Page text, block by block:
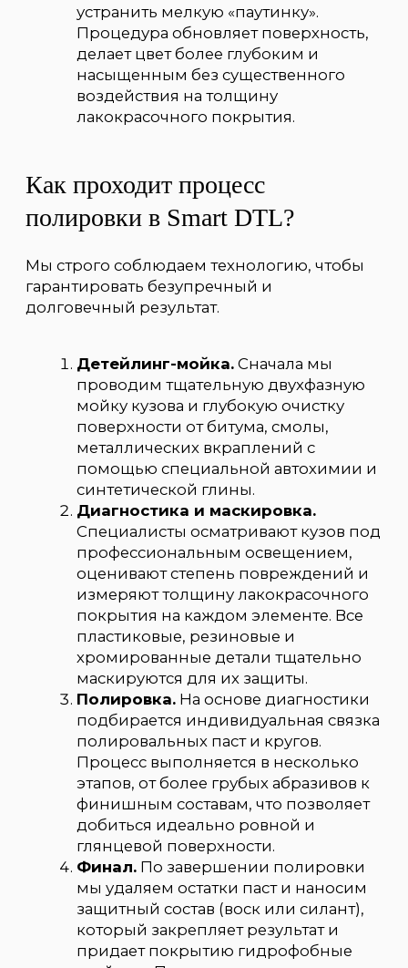
который закрепляет результат и
придает покрытию гидрофобные
свойства. По вашему желанию, для
максимальной и долгосрочной
защиты мы можем нанести
керамическое покрытие.
Почему стоит выбрать Smart
Профессионализм:наши мастера
обладают многолетним опытом
работы с автомобилями всех классов,
от стандартных седанов до
Качество: мы используем только
премиальные полировальные
системы и расходные материалы от
ведущих мировых производителей.
повреждения лака.
Удобство:наши студии доступны в
трех районах Санкт-Петербурга —
Выборгском, Московском и
Калининском, чтобы вы могли
выбрать наиболее удобный для вас
адрес.
Подарите своему автомобилю вторую
молодость. Запишитесь на бесплатную
консультацию и осмотр в одну из
нашихстудий детейлинга в Санкт-
Петербурге, и наши специалисты
подберут для вас оптимальную
Прайс на услуги
Полировка Стоимость
Легкая полировка (глянцевая) от 9 000₽
Средняя полировка (средне-абразивная) от 13 000₽